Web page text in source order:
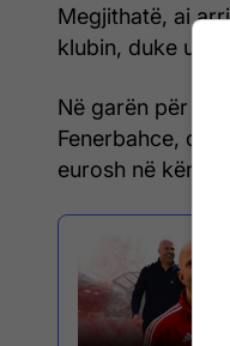
Megjithatë, ai
klubin, duke u
Në garën për
Fenerbahce, që
eurosh në